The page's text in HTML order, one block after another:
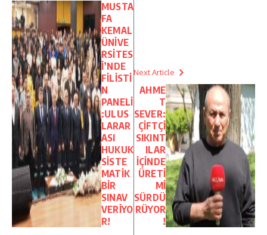
MUSTA
FA
KEMAL
ÜNİVE
RSİTES
İ’NDE
FİLİSTİ
N
PANELİ
:ULUS
LARAR
ASI
HUKUK
SİSTE
MATİK
BİR
SINAV
VERİYO
R!
Next Article
AHME
T
SEVER:
ÇİFTÇİ
SIKINT
ILAR
İÇİNDE
ÜRETİ
Mİ
SÜRDÜ
RÜYOR
!